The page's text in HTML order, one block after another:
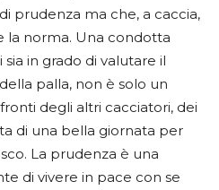
prudenza ma che, a caccia,
la norma. Una condotta
in grado di valutare il
palla, non è solo un
degli altri cacciatori, dei
di una bella giornata per
La prudenza è una
di vivere in pace con se